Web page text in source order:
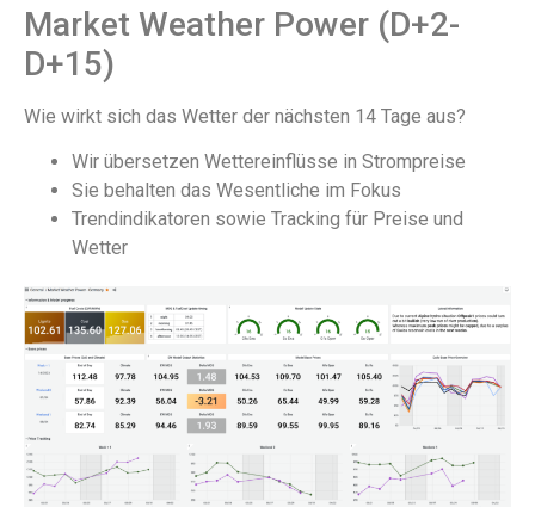
Market Weather Power (D+2-
D+15)
Wie wirkt sich das Wetter der nächsten 14 Tage aus?
Wir übersetzen Wettereinflüsse in Strompreise
Sie behalten das Wesentliche im Fokus
Trendindikatoren sowie Tracking für Preise und
Wetter